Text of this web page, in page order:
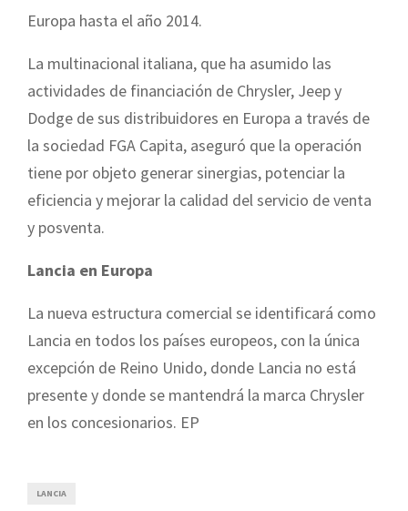
Europa hasta el año 2014.
La multinacional italiana, que ha asumido las
actividades de financiación de Chrysler, Jeep y
Dodge de sus distribuidores en Europa a través de
la sociedad FGA Capita, aseguró que la operación
tiene por objeto generar sinergias, potenciar la
eficiencia y mejorar la calidad del servicio de venta
y posventa.
Lancia en Europa
La nueva estructura comercial se identificará como
Lancia en todos los países europeos, con la única
excepción de Reino Unido, donde Lancia no está
presente y donde se mantendrá la marca Chrysler
en los concesionarios. EP
LANCIA